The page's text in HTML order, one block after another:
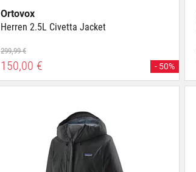
Ortovox
Herren 2.5L Civetta Jacket
299,99 €
150,00 € - 50%